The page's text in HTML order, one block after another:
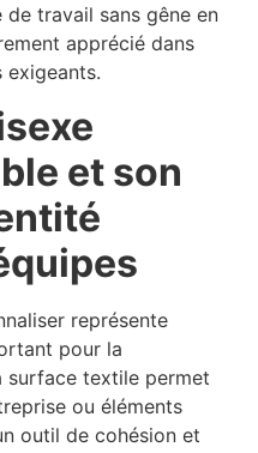
travail sans gêne en
apprécié dans
exigeants.
et son
représente
pour la
surface textile permet
ou éléments
outil de cohésion et